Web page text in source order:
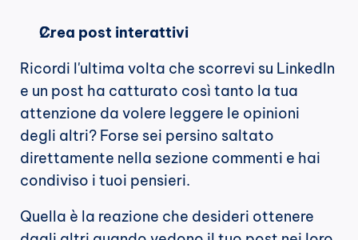
Crea post interattivi
Ricordi l'ultima volta che scorrevi su LinkedIn
e un post ha catturato così tanto la tua
attenzione da volere leggere le opinioni
degli altri? Forse sei persino saltato
direttamente nella sezione commenti e hai
condiviso i tuoi pensieri.
Quella è la reazione che desideri ottenere